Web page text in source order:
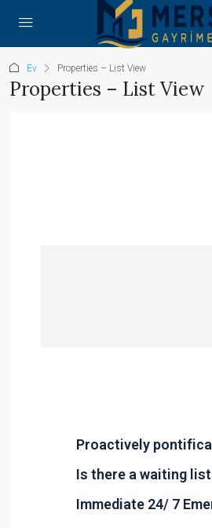
Ev Properties – List View
Properties – List View
Proactively
Is there a waiting
Immediate 24/ 7